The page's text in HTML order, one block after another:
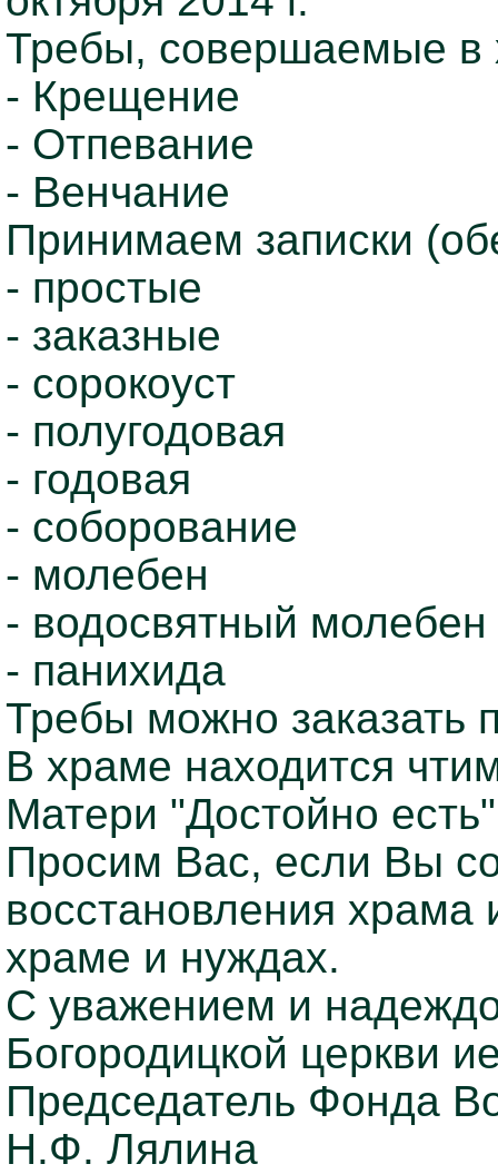
Требы, совершаемые в
- Крещение
- Отпевание
- Венчание
Принимаем записки
- простые
- заказные
- сорокоуст
- полугодовая
- годовая
- соборование
- молебен
- водосвятный молебен
- панихида
Требы можно заказать
В храме находится
Матери "Достойно
Просим Вас, если Вы
восстановления
храме и нуждах.
С уважением и
Богородицкой церкви
Председатель Фонда
Н.Ф. Лялина